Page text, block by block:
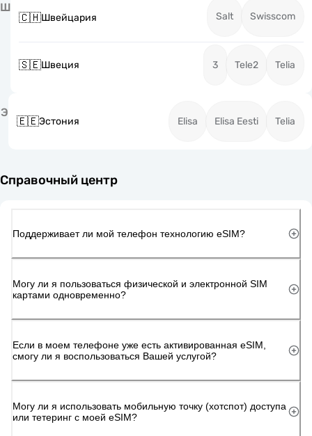
Ш
🇨🇭Швейцария Salt Swisscom
🇸🇪Швеция 3 Tele2 Telia
Э
🇪🇪Эстония Elisa Elisa Eesti Telia
Справочный центр
Поддерживает ли мой телефон технологию eSIM?
Могу ли я пользоваться физической и электронной SIM
картами одновременно?
Если в моем телефоне уже есть активированная eSIM,
смогу ли я воспользоваться Вашей услугой?
Могу ли я использовать мобильную точку (хотспот) доступа
или тетеринг с моей eSIM?